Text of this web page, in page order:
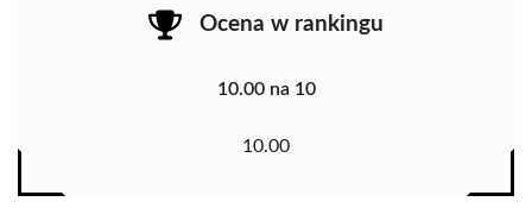
Ocena w rankingu
10.00 na 10
10.00